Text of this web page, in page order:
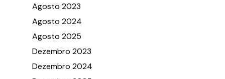
Agosto 2023
Agosto 2024
Agosto 2025
Dezembro 2023
Dezembro 2024